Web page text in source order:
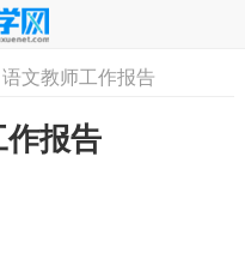
计划 学习计划
语文教师工作报告
作报告